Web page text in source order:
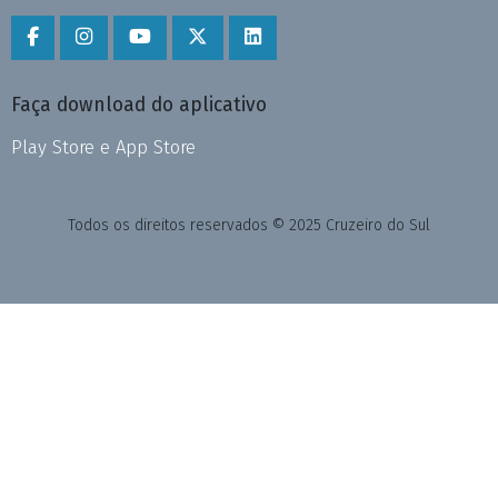
Faça download do aplicativo
Play Store e App Store
Todos os direitos reservados © 2025 Cruzeiro do Sul